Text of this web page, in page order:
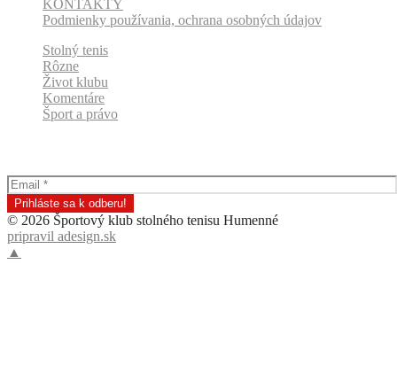
KONTAKTY
Podmienky používania, ochrana osobných údajov
Stolný tenis
Rôzne
Život klubu
Komentáre
Šport a právo
© 2026 Športový klub stolného tenisu Humenné
pripravil adesign.sk
▲